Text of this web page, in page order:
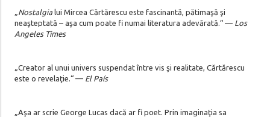
Nostalgialui Mircea Cărtărescu este fascinantă, pătimaşă şi
neaşteptată – aşa cum poate fi numai literatura adevărată.“ — Los
Angeles Times
„Creator al unui univers suspendat între vis şi realitate, Cărtărescu
este o revelaţie.“ — El País
„Aşa ar scrie George Lucas dacă ar fi poet. Prin imaginaţia sa